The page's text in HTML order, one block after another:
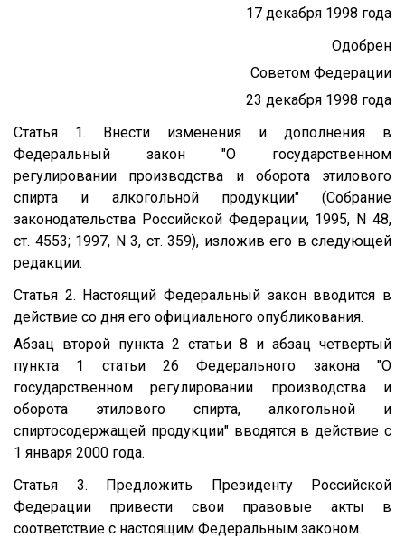
17 декабря 1998 года
Одобрен
Советом Федерации
23 декабря 1998 года
Статья 1. Внести изменения и дополнения в
Федеральный закон "О государственном
регулировании производства и оборота этилового
спирта и алкогольной продукции" (Собрание
законодательства Российской Федерации, 1995, N 48,
ст. 4553; 1997, N 3, ст. 359), изложив его в следующей
редакции:
Статья 2. Настоящий Федеральный закон вводится в
действие со дня его официального опубликования.
Абзац второй пункта 2 статьи 8 и абзац четвертый
пункта 1 статьи 26 Федерального закона "О
государственном регулировании производства и
оборота этилового спирта, алкогольной и
спиртосодержащей продукции" вводятся в действие с
1 января 2000 года.
Статья 3. Предложить Президенту Российской
Федерации привести свои правовые акты в
соответствие с настоящим Федеральным законом.